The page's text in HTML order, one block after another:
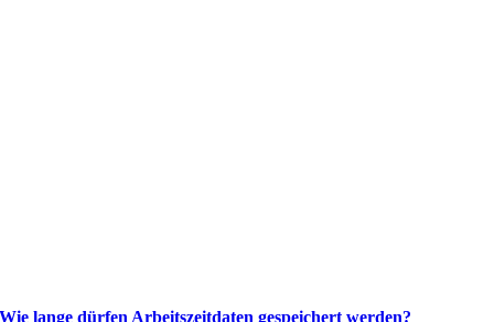
Wie lange dürfen Arbeitszeitdaten gespeichert werden?